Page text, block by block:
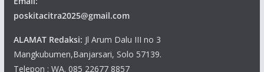
poskitacitra2025@gmail.com
ALAMAT Redaksi: Jl Arum Dalu III no 3
Mangkubumen,Banjarsari, Solo 57139.
Telepon : WA. 085 22677 8857